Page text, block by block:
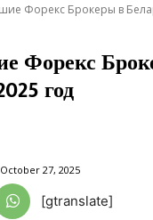
Форекс Брокеры в
Форекс
год
October 27, 2025
[gtranslate]